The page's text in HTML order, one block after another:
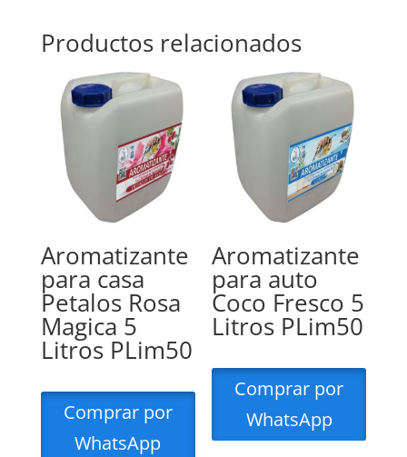
Productos relacionados
Aromatizante
para casa
Petalos Rosa
Magica 5
Litros PLim50
Comprar por
WhatsApp
Aromatizante
para auto
Coco Fresco 5
Litros PLim50
Comprar por
WhatsApp